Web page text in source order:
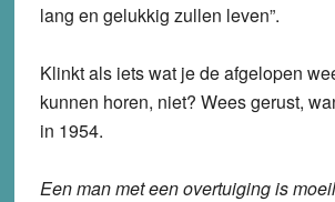
lang en gelukkig zullen leven”.
Klinkt als iets wat je de afgelopen
kunnen horen, niet? Wees gerust,
in 1954.
Een man met een overtuiging is